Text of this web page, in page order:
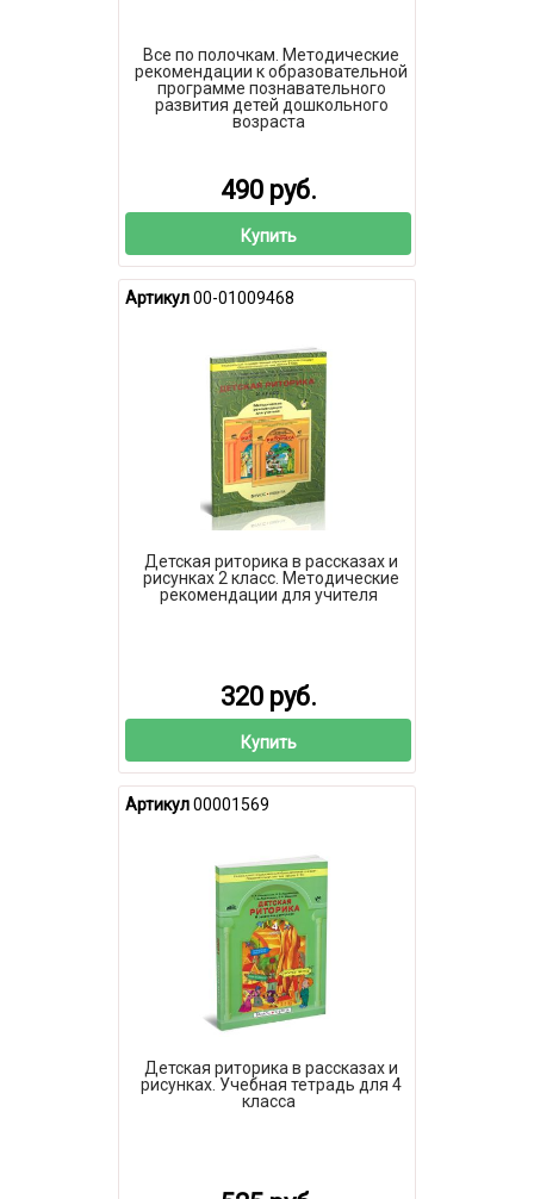
Все по полочкам. Методические
рекомендации к образовательной
программе познавательного
развития детей дошкольного
возраста
490 руб.
Купить
Артикул00-01009468
Детская риторика в рассказах и
рисунках 2 класс. Методические
рекомендации для учителя
320 руб.
Купить
Артикул00001569
Детская риторика в рассказах и
рисунках. Учебная тетрадь для 4
класса